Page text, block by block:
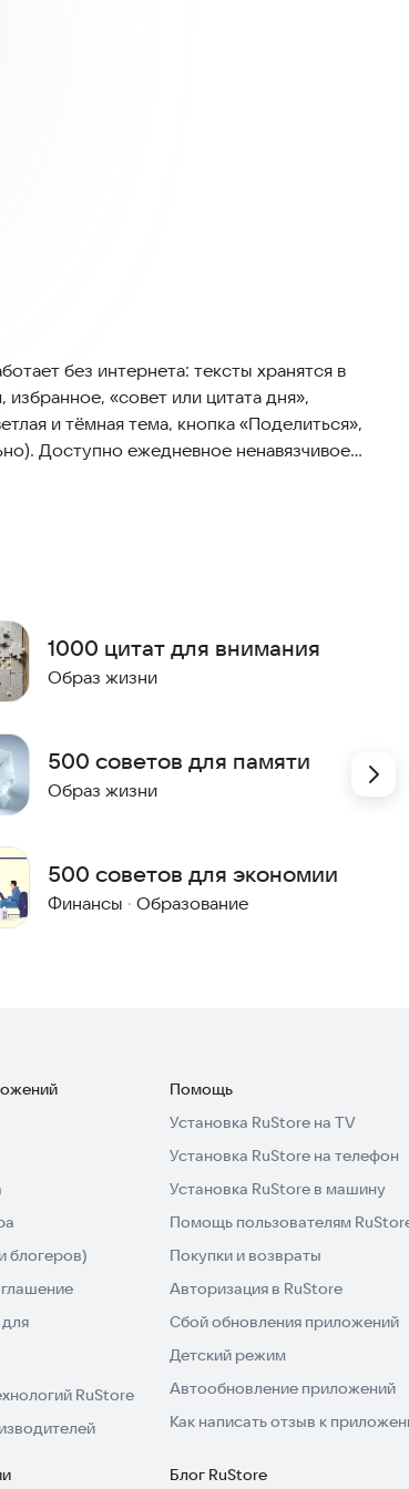
без интернета: тексты хранятся в
«совет или цитата дня»,
и тёмная тема, кнопка «Поделиться»,
Доступно ежедневное ненавязчивое
ОС: Android 7.0 и выше (API 24), целевой
где это уместно; медицинские и
1000 цитат для внимания
Образ жизни
500 советов для памяти
Образ жизни
500 советов для экономии
Финансы · Образование
блогеров)
RuStore
Помощь
Установка RuStore на TV
Установка RuStore на телефон
Установка RuStore в машину
Помощь пользователям
Покупки и возвраты
Авторизация в RuStore
Сбой обновления приложений
Детский режим
Автообновление приложений
Как написать отзыв к
Блог RuStore